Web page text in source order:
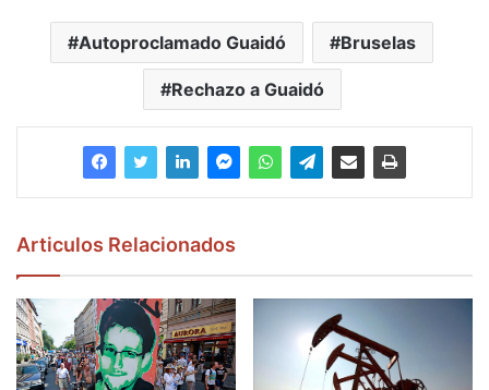
Autoproclamado Guaidó Bruselas
Rechazo a Guaidó
Articulos Relacionados